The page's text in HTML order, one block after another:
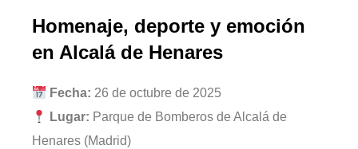
Homenaje, deporte y emoción
en Alcalá de Henares
Fecha: 26 de octubre de 2025
Lugar: Parque de Bomberos de Alcalá de
Henares (Madrid)